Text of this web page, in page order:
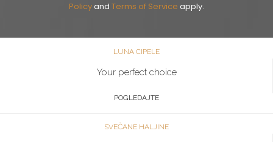
Policyand Terms of Service apply.
LUNA CIPELE
Your perfect choice
POGLEDAJTE
SVEČANE HALJINE